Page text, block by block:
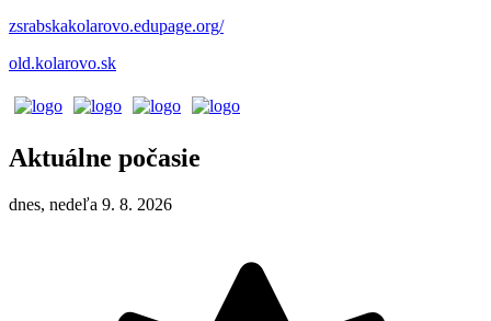
zsrabskakolarovo.edupage.org/
old.kolarovo.sk
Aktuálne počasie
dnes, nedeľa 9. 8. 2026